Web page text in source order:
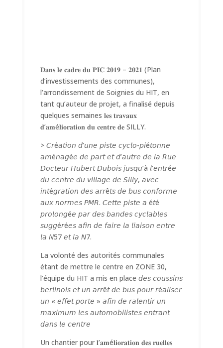
𝐃𝐚𝐧𝐬 𝐥𝐞 𝐜𝐚𝐝𝐫𝐞 𝐝𝐮 𝐏𝐈𝐂 𝟐𝟎𝟏𝟗 – 𝟐𝟎𝟐𝟏 (Plan
d’investissements des communes),
l’arrondissement de Soignies du HIT, en
tant qu’auteur de projet, a finalisé depuis
quelques semaines 𝐥𝐞𝐬 𝐭𝐫𝐚𝐯𝐚𝐮𝐱
𝐝’𝐚𝐦é𝐥𝐢𝐨𝐫𝐚𝐭𝐢𝐨𝐧 𝐝𝐮 𝐜𝐞𝐧𝐭𝐫𝐞 𝐝𝐞 SILLY.
> 𝘊𝘳é𝘢𝘵𝘪𝘰𝘯 𝘥’𝘶𝘯𝘦 𝘱𝘪𝘴𝘵𝘦 𝘤𝘺𝘤𝘭𝘰-𝘱𝘪é𝘵𝘰𝘯𝘯𝘦
𝘢𝘮é𝘯𝘢𝘨é𝘦 𝘥𝘦 𝘱𝘢𝘳𝘵 𝘦𝘵 𝘥’𝘢𝘶𝘵𝘳𝘦 𝘥𝘦 𝘭𝘢 𝘙𝘶𝘦
𝘋𝘰𝘤𝘵𝘦𝘶𝘳 𝘏𝘶𝘣𝘦𝘳𝘵 𝘋𝘶𝘣𝘰𝘪𝘴 𝘫𝘶𝘴𝘲𝘶’à 𝘭’𝘦𝘯𝘵𝘳é𝘦
𝘥𝘶 𝘤𝘦𝘯𝘵𝘳𝘦 𝘥𝘶 𝘷𝘪𝘭𝘭𝘢𝘨𝘦 𝘥𝘦 𝘚𝘪𝘭𝘭𝘺, 𝘢𝘷𝘦𝘤
𝘪𝘯𝘵é𝘨𝘳𝘢𝘵𝘪𝘰𝘯 𝘥𝘦𝘴 𝘢𝘳𝘳ê𝘵𝘴 𝘥𝘦 𝘣𝘶𝘴 𝘤𝘰𝘯𝘧𝘰𝘳𝘮𝘦
𝘢𝘶𝘹 𝘯𝘰𝘳𝘮𝘦𝘴 𝘗𝘔𝘙. 𝘊𝘦𝘵𝘵𝘦 𝘱𝘪𝘴𝘵𝘦 𝘢 é𝘵é
𝘱𝘳𝘰𝘭𝘰𝘯𝘨é𝘦 𝘱𝘢𝘳 𝘥𝘦𝘴 𝘣𝘢𝘯𝘥𝘦𝘴 𝘤𝘺𝘤𝘭𝘢𝘣𝘭𝘦𝘴
𝘴𝘶𝘨𝘨é𝘳é𝘦𝘴 𝘢𝘧𝘪𝘯 𝘥𝘦 𝘧𝘢𝘪𝘳𝘦 𝘭𝘢 𝘭𝘪𝘢𝘪𝘴𝘰𝘯 𝘦𝘯𝘵𝘳𝘦
𝘭𝘢 𝘕57 𝘦𝘵 𝘭𝘢 𝘕7.
La volonté des autorités communales
étant de mettre le centre en ZONE 30,
l’équipe du HIT a mis en place 𝘥𝘦𝘴 𝘤𝘰𝘶𝘴𝘴𝘪𝘯𝘴
𝘣𝘦𝘳𝘭𝘪𝘯𝘰𝘪𝘴 𝘦𝘵 𝘶𝘯 𝘢𝘳𝘳ê𝘵 𝘥𝘦 𝘣𝘶𝘴 𝘱𝘰𝘶𝘳 𝘳é𝘢𝘭𝘪𝘴𝘦𝘳
𝘶𝘯 « 𝘦𝘧𝘧𝘦𝘵 𝘱𝘰𝘳𝘵𝘦 » 𝘢𝘧𝘪𝘯 𝘥𝘦 𝘳𝘢𝘭𝘦𝘯𝘵𝘪𝘳 𝘶𝘯
𝘮𝘢𝘹𝘪𝘮𝘶𝘮 𝘭𝘦𝘴 𝘢𝘶𝘵𝘰𝘮𝘰𝘣𝘪𝘭𝘪𝘴𝘵𝘦𝘴 𝘦𝘯𝘵𝘳𝘢𝘯𝘵
𝘥𝘢𝘯𝘴 𝘭𝘦 𝘤𝘦𝘯𝘵𝘳𝘦
Un chantier pour 𝐥’𝐚𝐦é𝐥𝐢𝐨𝐫𝐚𝐭𝐢𝐨𝐧 𝐝𝐞𝐬 𝐫𝐮𝐞𝐥𝐥𝐞𝐬